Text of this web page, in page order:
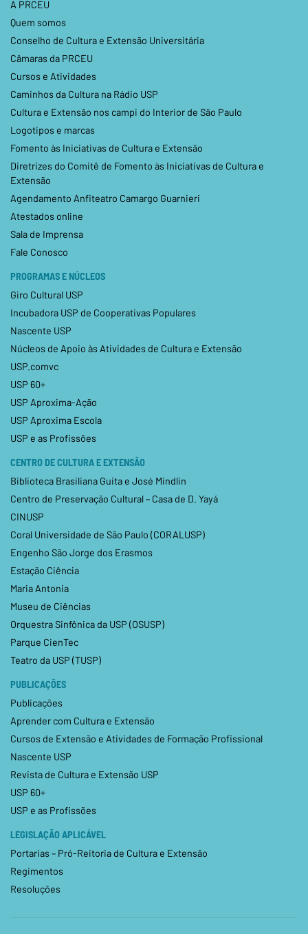
A PRCEU
Quem somos
Conselho de Cultura e Extensão Universitária
Câmaras da PRCEU
Cursos e Atividades
Caminhos da Cultura na Rádio USP
Cultura e Extensão nos campi do Interior de São Paulo
Logotipos e marcas
Fomento às Iniciativas de Cultura e Extensão
Diretrizes do Comitê de Fomento às Iniciativas de Cultura e
Extensão
Agendamento Anfiteatro Camargo Guarnieri
Atestados online
Sala de Imprensa
Fale Conosco
PROGRAMAS E NÚCLEOS
Giro Cultural USP
Incubadora USP de Cooperativas Populares
Nascente USP
Núcleos de Apoio às Atividades de Cultura e Extensão
USP.comvc
USP 60+
USP Aproxima-Ação
USP Aproxima Escola
USP e as Profissões
CENTRO DE CULTURA E EXTENSÃO
Biblioteca Brasiliana Guita e José Mindlin
Centro de Preservação Cultural – Casa de D. Yayá
CINUSP
Coral Universidade de São Paulo (CORALUSP)
Engenho São Jorge dos Erasmos
Estação Ciência
Maria Antonia
Museu de Ciências
Orquestra Sinfônica da USP (OSUSP)
Parque CienTec
Teatro da USP (TUSP)
PUBLICAÇÕES
Publicações
Aprender com Cultura e Extensão
Cursos de Extensão e Atividades de Formação Profissional
Nascente USP
Revista de Cultura e Extensão USP
USP 60+
USP e as Profissões
LEGISLAÇÃO APLICÁVEL
Portarias – Pró-Reitoria de Cultura e Extensão
Regimentos
Resoluções